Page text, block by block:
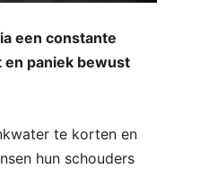
een constante
paniek bewust
te korten en
hun schouders